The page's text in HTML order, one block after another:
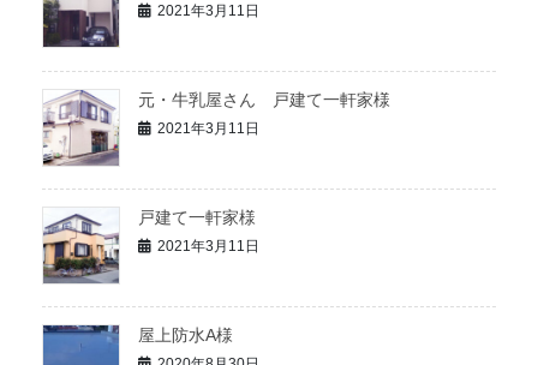
2021年3月11日
元・牛乳屋さん 戸建て一軒家様
2021年3月11日
戸建て一軒家様
2021年3月11日
屋上防水A様